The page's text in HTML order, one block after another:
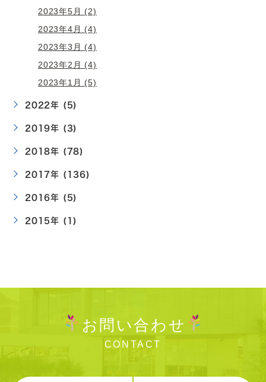
2023年5月 (2)
2023年4月 (4)
2023年3月 (4)
2023年2月 (4)
2023年1月 (5)
2022年 (5)
2019年 (3)
2018年 (78)
2017年 (136)
2016年 (5)
2015年 (1)
お問い合わせ
CONTACT